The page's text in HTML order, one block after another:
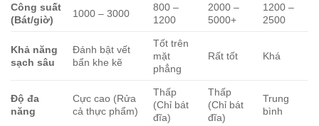
Công suất
(Bát/giờ)
1000 – 3000
800 –
1200
2000 –
5000+
1200 –
2500
Khả năng
sạch sâu
Đánh bật vết
bẩn khe kẽ
Tốt trên
mặt
phẳng
Rất tốt Khá
Độ đa
năng
Cực cao (Rửa
cả thực phẩm)
Thấp
(Chỉ bát
đĩa)
Thấp
(Chỉ bát
đĩa)
Trung
bình